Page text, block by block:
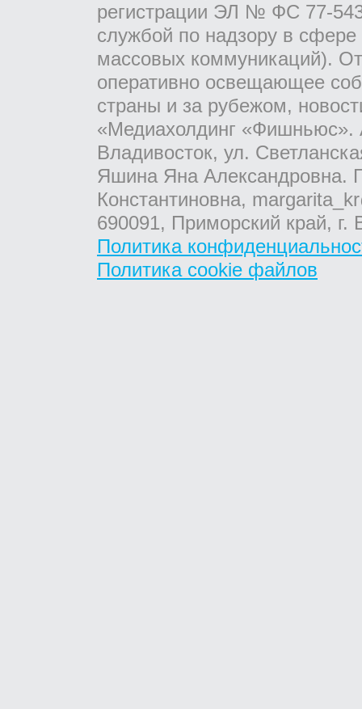
регистрации ЭЛ № ФС 77-
службой по надзору в
массовых коммуникаций).
оперативно освещающее
страны и за рубежом,
«Медиахолдинг «Фишньюс».
Владивосток, ул.
Яшина Яна Александровна.
Константиновна,
690091, Приморский край,
Политика
Политика cookie файлов